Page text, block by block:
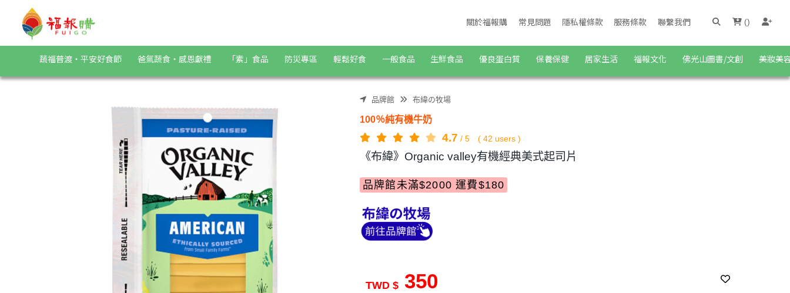
《布緯》Organic valley有機經典美式起司片 | 福報購蔬食購物商城
關於福報購 常見問題 隱私權條款 服務條款 聯繫我們 ()
蔬福普渡・平安好食節 爸氣蔬食・感恩獻禮 「素」食品 防災專區 輕鬆好食 一般食品 生鮮食品 優良蛋白質 保養保健 居家生活 福報文化 佛光山圖書/文創 美妝美
品牌館 布緯の牧場
100％純有機牛奶
4.7 / 5 ( 42 users )
《布緯》Organic valley有機經典美式起司片
品牌館未滿$2000 運費$180
TWD $ 350